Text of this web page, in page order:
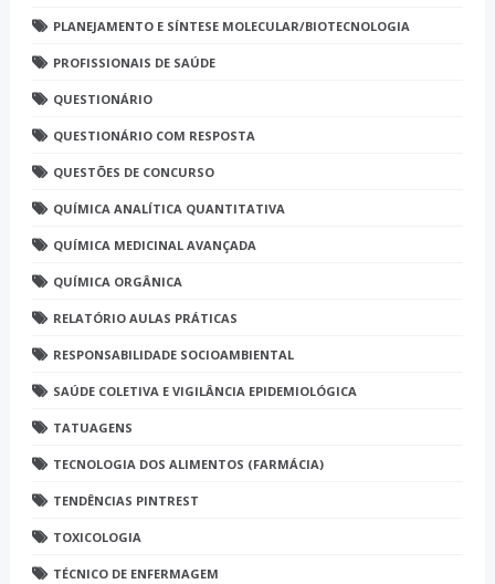
PLANEJAMENTO E SÍNTESE MOLECULAR/BIOTECNOLOGIA
PROFISSIONAIS DE SAÚDE
QUESTIONÁRIO
QUESTIONÁRIO COM RESPOSTA
QUESTÕES DE CONCURSO
QUÍMICA ANALÍTICA QUANTITATIVA
QUÍMICA MEDICINAL AVANÇADA
QUÍMICA ORGÂNICA
RELATÓRIO AULAS PRÁTICAS
RESPONSABILIDADE SOCIOAMBIENTAL
SAÚDE COLETIVA E VIGILÂNCIA EPIDEMIOLÓGICA
TATUAGENS
TECNOLOGIA DOS ALIMENTOS (FARMÁCIA)
TENDÊNCIAS PINTREST
TOXICOLOGIA
TÉCNICO DE ENFERMAGEM